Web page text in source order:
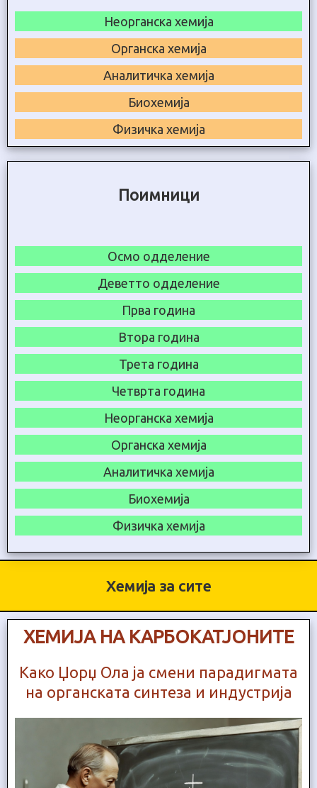
Неорганска хемија
Органска хемија
Аналитичка хемија
Биохемија
Физичка хемија
Поимници
Осмо одделение
Деветто одделение
Прва година
Втора година
Трета година
Четврта година
Неорганска хемија
Органска хемија
Аналитичка хемија
Биохемија
Физичка хемија
Хемија за сите
ХЕМИЈА НА КАРБОКАТЈОНИТЕ
Како Џорџ Ола ја смени парадигмата
на органската синтеза и индустрија